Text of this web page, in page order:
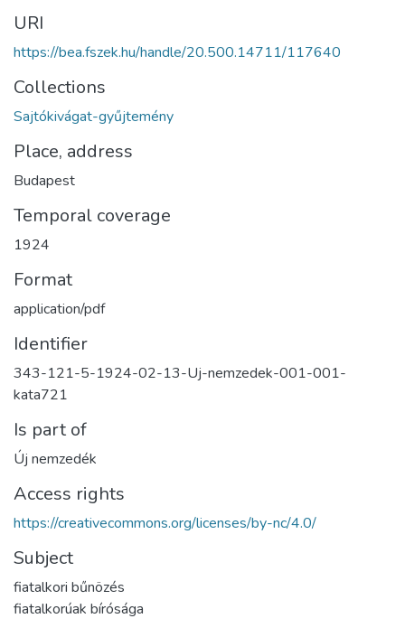
URI
https://bea.fszek.hu/handle/20.500.14711/117640
Collections
Sajtókivágat-gyűjtemény
Place, address
Budapest
Temporal coverage
1924
Format
application/pdf
Identifier
343-121-5-1924-02-13-Uj-nemzedek-001-001-
kata721
Is part of
Új nemzedék
Access rights
https://creativecommons.org/licenses/by-nc/4.0/
Subject
fiatalkori bűnözés
fiatalkorúak bírósága